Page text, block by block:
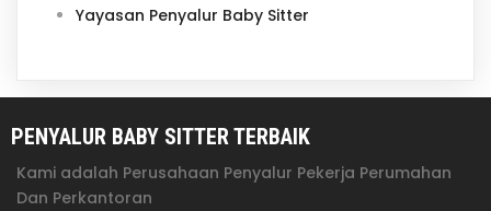
Yayasan Penyalur Baby Sitter
PENYALUR BABY SITTER TERBAIK
Kami adalah Perusahaan Penyalur Pekerja Perumahan
Dan Perkantoran